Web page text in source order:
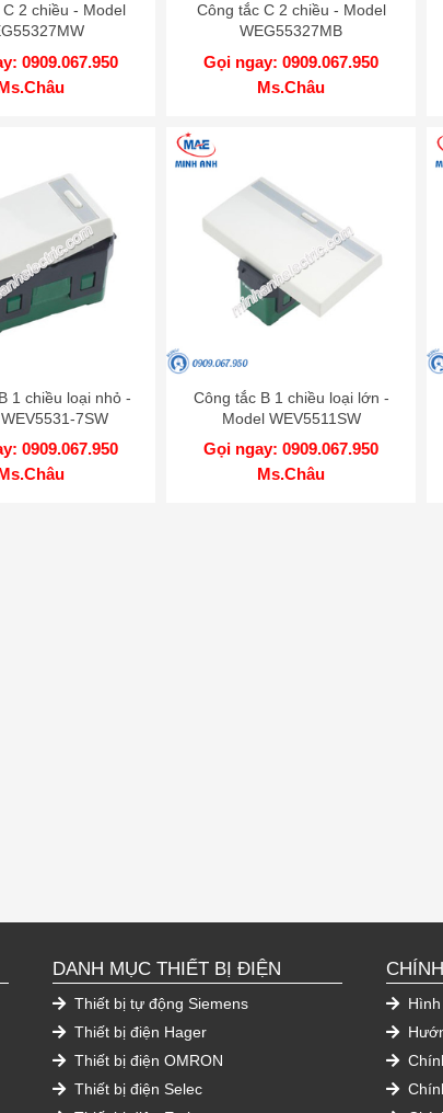
2 chiều - Model
0909.067.950
Công tắc C 2 chiều - Model
WEG55327MB
Gọi ngay: 0909.067.950
Ms.Châu
1 chiều loại nhỏ -
7SW
0909.067.950
Công tắc B 1 chiều loại lớn -
Model WEV5511SW
Gọi ngay: 0909.067.950
Ms.Châu
DANH MỤC THIẾT BỊ ĐIỆN
Thiết bị tự động Siemens
Thiết bị điện Hager
Thiết bị điện OMRON
Thiết bị điện Selec